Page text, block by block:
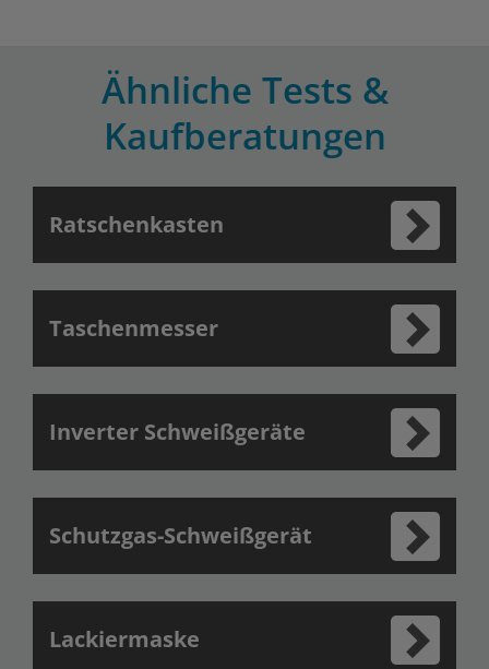
Ähnliche Tests &
Kaufberatungen
Ratschenkasten
Taschenmesser
Inverter Schweißgeräte
Schutzgas-Schweißgerät
Lackiermaske